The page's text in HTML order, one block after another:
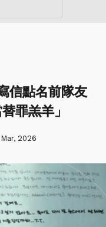
信點名前隊友
罪羔羊」
2026